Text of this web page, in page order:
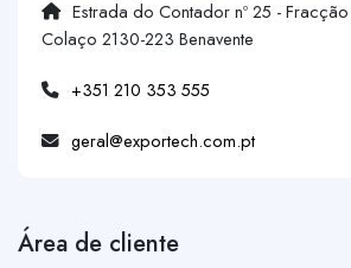
Estrada do Contador nº 25 -
Colaço 2130-223 Benavente
+351 210 353 555
geral@exportech.com.pt
Área de cliente